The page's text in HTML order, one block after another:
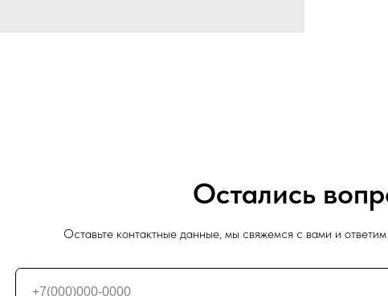
Остались
Оставьте контактные данные, мы свяжемся с вами и